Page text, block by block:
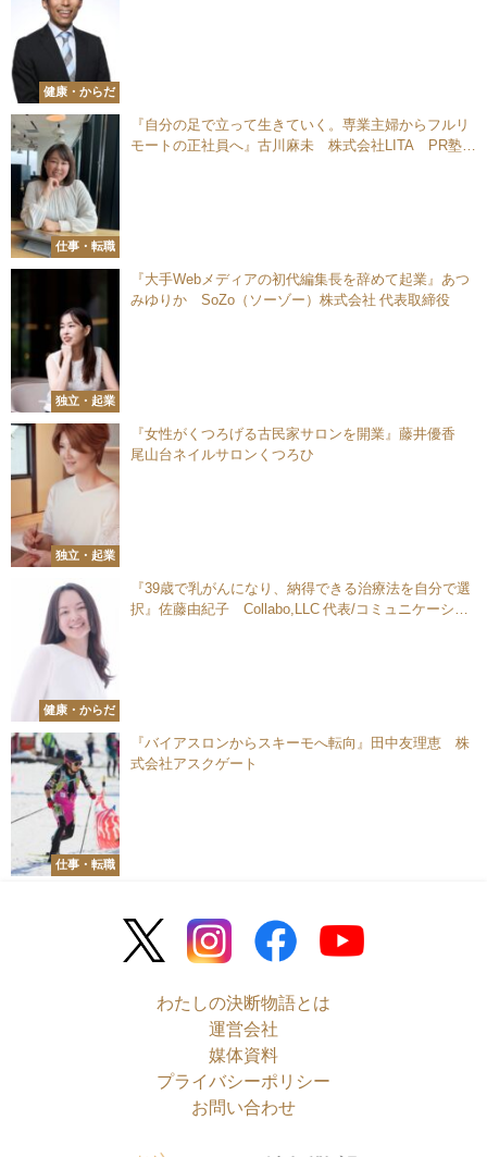
健康・からだ
仕事・転職
『自分の足で立って生きていく。専業主婦からフルリ
モートの正社員へ』古川麻未 株式会社LITA PR塾事
独立・起業
『大手Webメディアの初代編集長を辞めて起業』あつ
みゆりか SoZo（ソーゾー）株式会社 代表取締役
独立・起業
『女性がくつろげる古民家サロンを開業』藤井優香
尾山台ネイルサロンくつろひ
健康・からだ
『39歳で乳がんになり、納得できる治療法を自分で選
択』佐藤由紀子 Collabo,LLC 代表/コミュニケーショ
仕事・転職
『バイアスロンからスキーモへ転向』田中友理恵 株
式会社アスクゲート
わたしの決断物語とは
運営会社
媒体資料
プライバシーポリシー
お問い合わせ